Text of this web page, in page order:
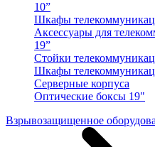
10”
Шкафы
Аксессуары для
19”
Стойки
Шкафы
Серверные корпуса
Оптические боксы 19"
Взрывозащищенное